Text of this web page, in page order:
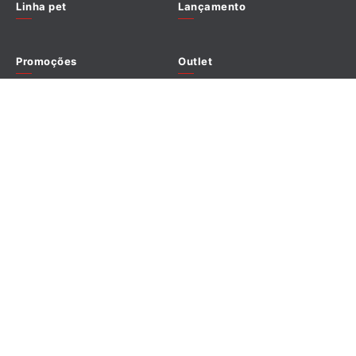
Linha pet Lançamento
Promoções Outlet